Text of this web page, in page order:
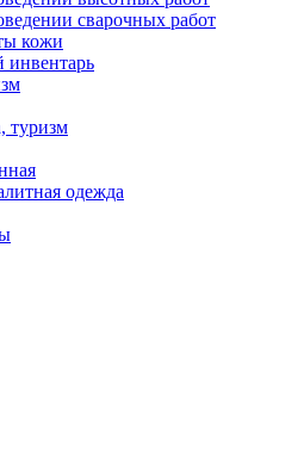
сварочных работ
кожи
инвентарь
туризм
одежда